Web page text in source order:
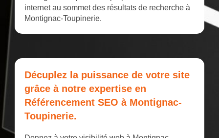
internet au sommet des résultats de recherche à
Montignac-Toupinerie.
Décuplez la puissance de votre site
grâce à notre expertise en
Référencement SEO à Montignac-
Toupinerie.